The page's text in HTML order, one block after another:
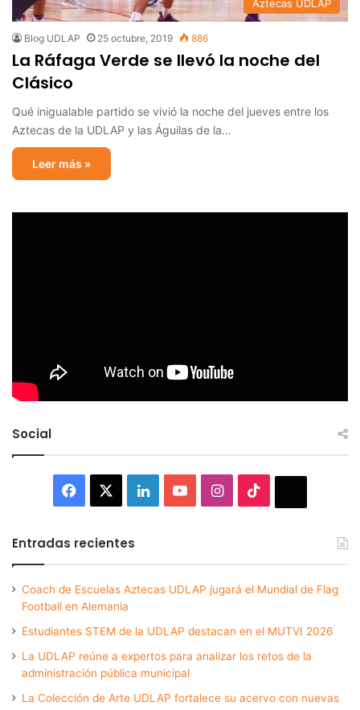
Aztecas UDLAP
Blog UDLAP 25 octubre, 2019 886
La Ráfaga Verde se llevó la noche del
Clásico
Qué inigualable partido se vivió la noche del jueves entre los
Aztecas de la UDLAP y las Águilas de la…
Leer más »
Social
Facebook LinkedInYouTubeInstagram
Entradas recientes
Coach de Escuelas Aztecas UDLAP jugará el Mundial de Flag
Football en Alemania
Estudiantes STEM de la UDLAP destacan en el MUTVI 2026
La UDLAP reúne a expertos para analizar los retos de la
administración pública municipal
La Colección de Arte UDLAP fortalece su acervo con nuevas